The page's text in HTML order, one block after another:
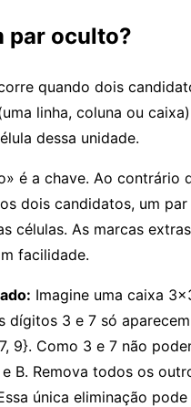
par oculto?
quando dois
linha, coluna ou
dessa unidade.
é a chave. Ao contrário
dois candidatos, um
células. As marcas
facilidade.
Imagine uma caixa
dígitos 3 e 7 só
9}. Como 3 e 7 não
B. Remova todos os
única eliminação